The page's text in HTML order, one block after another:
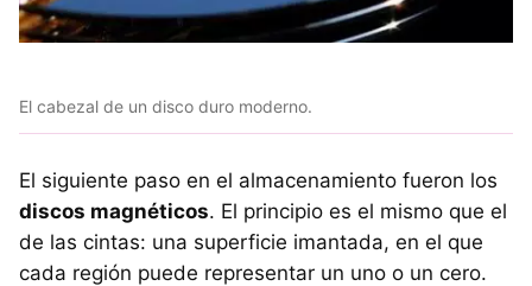
El cabezal de un disco duro moderno.
El siguiente paso en el almacenamiento fueron los
discos magnéticos. El principio es el mismo que el
de las cintas: una superficie imantada, en el que
cada región puede representar un uno o un cero.